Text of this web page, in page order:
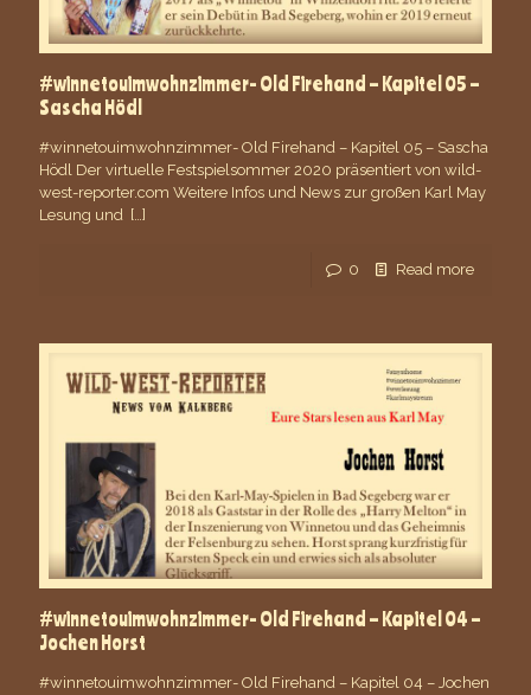
#winnetouimwohnzimmer- Old Firehand – Kapitel 05 –
Sascha Hödl
#winnetouimwohnzimmer- Old Firehand – Kapitel 05 – Sascha
Hödl Der virtuelle Festspielsommer 2020 präsentiert von wild-
west-reporter.com Weitere Infos und News zur großen Karl May
Lesung und […]
0 Read more
#winnetouimwohnzimmer- Old Firehand – Kapitel 04 –
Jochen Horst
#winnetouimwohnzimmer- Old Firehand – Kapitel 04 – Jochen